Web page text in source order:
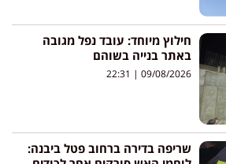
חילוץ מיוחד: עובד נפל מגובה
באתר בנייה בשוהם
09/08/2026
שריפה בדירה ברחוב פטל ביבנה: